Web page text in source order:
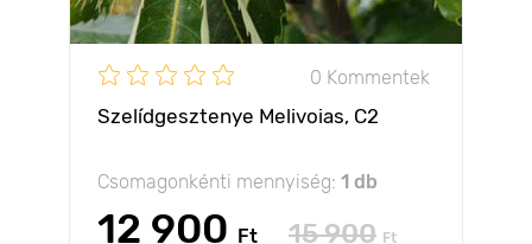
0 Kommentek
Szelídgesztenye Melivoias, С2
Csomagonkénti mennyiség: 1 db
12 900 Ft 15 900 Ft